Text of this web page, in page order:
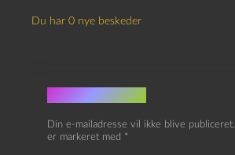
Du har 0 nye beskeder
Skriv et svar
Din e-mailadresse vil ikke blive publiceret.
er markeret med *